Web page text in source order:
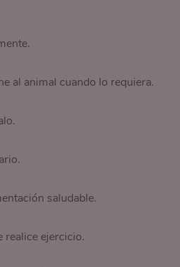
al animal cuando lo requiera.
saludable.
realice ejercicio.